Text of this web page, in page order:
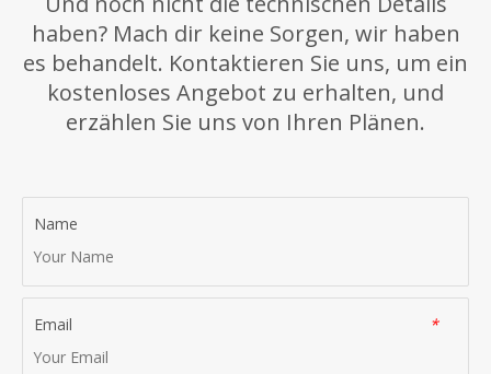
haben? Mach dir keine Sorgen, wir haben
es behandelt. Kontaktieren Sie uns, um ein
kostenloses Angebot zu erhalten, und
erzählen Sie uns von Ihren Plänen.
Name
*
Email